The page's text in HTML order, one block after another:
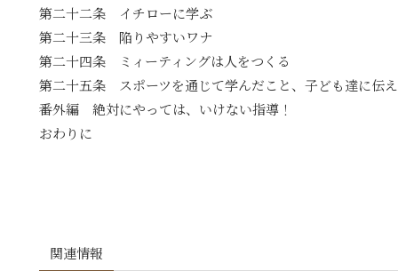
第二十二条 イチローに学ぶ
第二十三条 陥りやすいワナ
第二十四条 ミィーティングは人をつくる
第二十五条 スポーツを通じて学んだこと、子ども達に伝
番外編 絶対にやっては、いけない指導！
おわりに
関連情報